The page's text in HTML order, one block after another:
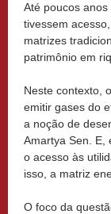
Até poucos
tivessem
matrizes
patrimônio em
Neste contexto,
emitir gases do
a noção de
Amartya Sen. E,
o acesso às
isso, a matriz
O foco da